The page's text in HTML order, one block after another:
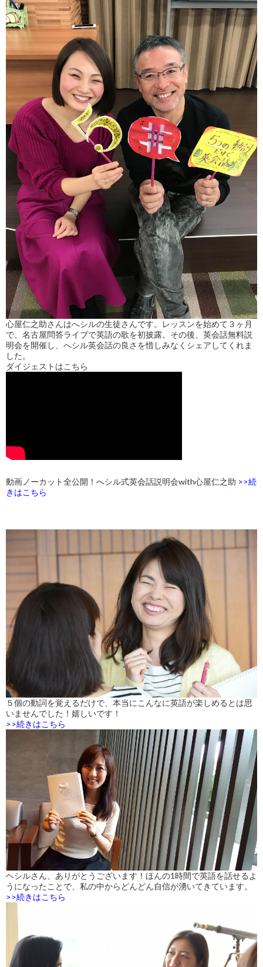
心屋仁之助さんはへシルの生徒さんです。レッスンを始めて３ヶ月
で、名古屋問答ライブで英語の歌を初披露。その後、英会話無料説
明会を開催し、へシル英会話の良さを惜しみなくシェアしてくれま
した。
ダイジェストはこちら
動画ノーカット全公開！へシル式英会話説明会with心屋仁之助 >>続
きはこちら
５個の動詞を覚えるだけで、本当にこんなに英語が楽しめるとは思
いませんでした！嬉しいです！
>>続きはこちら
ヘシルさん、ありがとうございます！ほんの1時間で英語を話せるよ
うになったことで、私の中からどんどん自信が湧いてきています。
>>続きはこちら